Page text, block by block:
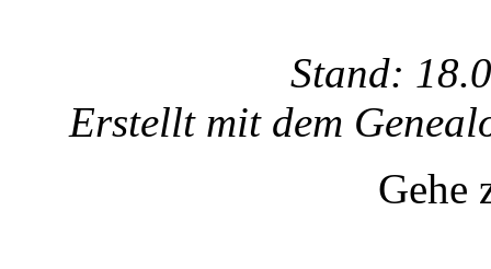
Stand:
Erstellt mit dem
Gehe